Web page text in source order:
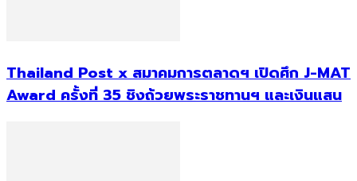
Thailand Post x สมาคมการตลาดฯ เปิดศึก J-MAT
Award ครั้งที่ 35 ชิงถ้วยพระราชทานฯ และเงินแสน